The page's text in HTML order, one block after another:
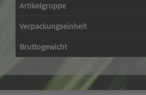
Artikelgruppe
Verpackungseinheit
Bruttogewicht